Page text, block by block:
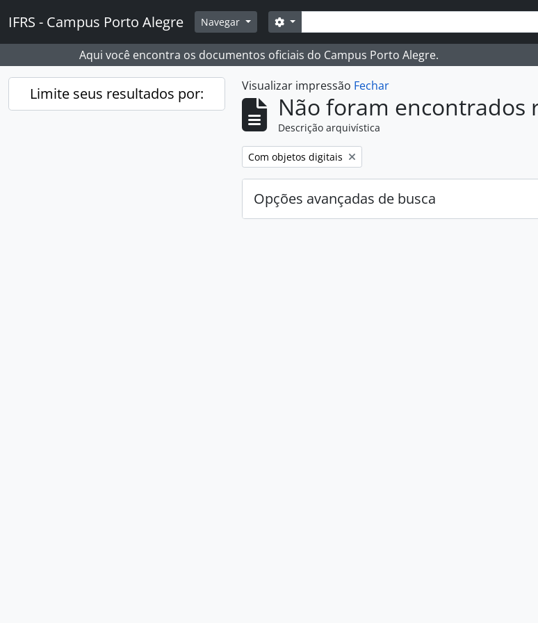
IFRS - Campus Porto Alegre Navegar Buscar
Opções de busca
Aqui você encontra os documentos oficiais do Campus Porto Alegre.
Limite seus resultados por: Visualizar impressão Fechar
Não foram encontrados
Descrição arquivística
Remover filtro:
Com objetos digitais
Opções avançadas de busca